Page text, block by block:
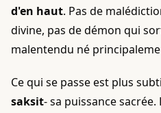
d'en haut. Pas de
divine, pas de démon qui
malentendu né
Ce qui se passe est plus
saksit- sa puissance